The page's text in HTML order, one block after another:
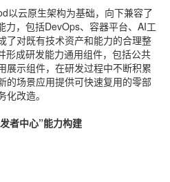
以云原生架构为基础，向下兼容了
力，包括DevOps、容器平台、AI工
了对既有技术资产和能力的合理整
形成研发能力通用组件，包括公共
展示组件，在研发过程中不断积累
的场景应用提供可快速复用的零部
改造。
者中心”能力构建